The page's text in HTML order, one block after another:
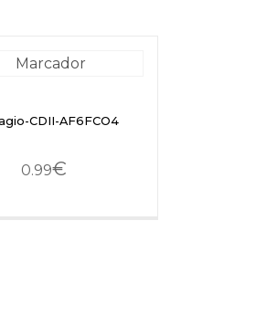
CDII-AF6FCO4
0.99€